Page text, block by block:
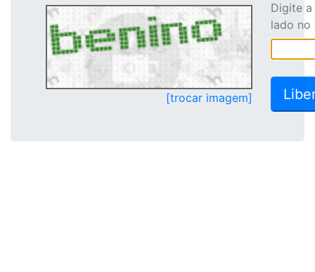
[trocar imagem]
Digite
lado no